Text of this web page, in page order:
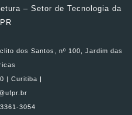
– Setor de Tecnologia da
dos Santos, nº 100, Jardim das
| Curitiba |
3054